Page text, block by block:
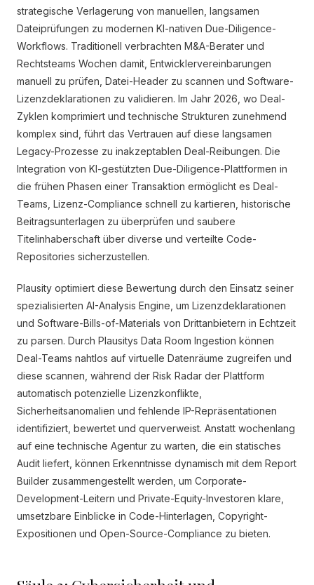
strategische Verlagerung von manuellen, langsamen
Dateiprüfungen zu modernen KI-nativen Due-Diligence-
Workflows. Traditionell verbrachten M&A-Berater und
Rechtsteams Wochen damit, Entwicklervereinbarungen
manuell zu prüfen, Datei-Header zu scannen und Software-
Lizenzdeklarationen zu validieren. Im Jahr 2026, wo Deal-
Zyklen komprimiert und technische Strukturen zunehmend
komplex sind, führt das Vertrauen auf diese langsamen
Legacy-Prozesse zu inakzeptablen Deal-Reibungen. Die
Integration von KI-gestützten Due-Diligence-Plattformen in
die frühen Phasen einer Transaktion ermöglicht es Deal-
Teams, Lizenz-Compliance schnell zu kartieren, historische
Beitragsunterlagen zu überprüfen und saubere
Titelinhaberschaft über diverse und verteilte Code-
Repositories sicherzustellen.
Plausity optimiert diese Bewertung durch den Einsatz seiner
spezialisierten AI-Analysis Engine, um Lizenzdeklarationen
und Software-Bills-of-Materials von Drittanbietern in Echtzeit
zu parsen. Durch Plausitys Data Room Ingestion können
Deal-Teams nahtlos auf virtuelle Datenräume zugreifen und
diese scannen, während der Risk Radar der Plattform
automatisch potenzielle Lizenzkonflikte,
Sicherheitsanomalien und fehlende IP-Repräsentationen
identifiziert, bewertet und querverweist. Anstatt wochenlang
auf eine technische Agentur zu warten, die ein statisches
Audit liefert, können Erkenntnisse dynamisch mit dem Report
Builder zusammengestellt werden, um Corporate-
Development-Leitern und Private-Equity-Investoren klare,
umsetzbare Einblicke in Code-Hinterlagen, Copyright-
Expositionen und Open-Source-Compliance zu bieten.